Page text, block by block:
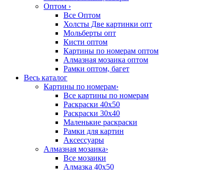
Оптом ›
Все Оптом
Холсты Две картинки опт
Мольберты опт
Кисти оптом
Картины по номерам оптом
Алмазная мозаика оптом
Рамки оптом, багет
Весь каталог
Картины по номерам›
Все картины по номерам
Раскраски 40х50
Раскраски 30х40
Маленькие раскраски
Рамки для картин
Аксессуары
Алмазная мозаика›
Все мозаики
Алмазка 40х50